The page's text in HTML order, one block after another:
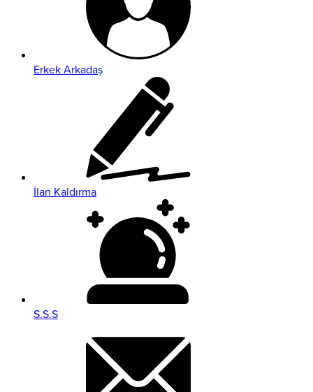
Erkek Arkadaş
İlan Kaldırma
S.S.S